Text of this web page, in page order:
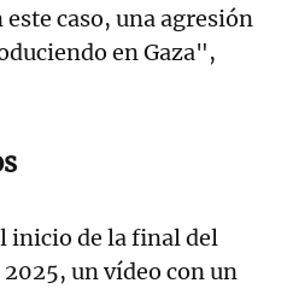
caso, una agresión
en Gaza",
inicio de la final del
un vídeo con un